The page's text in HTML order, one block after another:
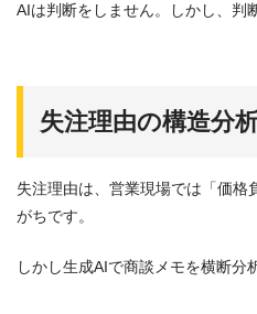
AIは判断をしません。しかし、判
失注理由の構造分
失注理由は、営業現場では「価格
がちです。
しかし生成AIで商談メモを横断分